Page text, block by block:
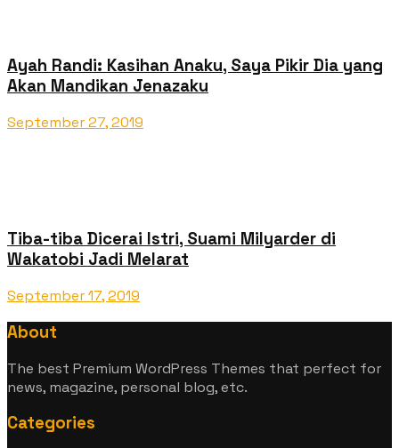
Ayah Randi: Kasihan Anaku, Saya Pikir Dia yang
Akan Mandikan Jenazaku
September 27, 2019
Tiba-tiba Dicerai Istri, Suami Milyarder di
Wakatobi Jadi Melarat
September 17, 2019
About
The best Premium WordPress Themes that perfect for
news, magazine, personal blog, etc.
Categories